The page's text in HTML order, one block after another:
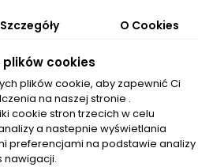
Dodaj do koszyka
Szczegóły O Cookies
cookies
plików cookie, aby zapewnić Ci
na naszej stronie .
cookie stron trzecich w celu
a nastepnie wyświetlania
preferencjami na podstawie analizy
nawigacji.